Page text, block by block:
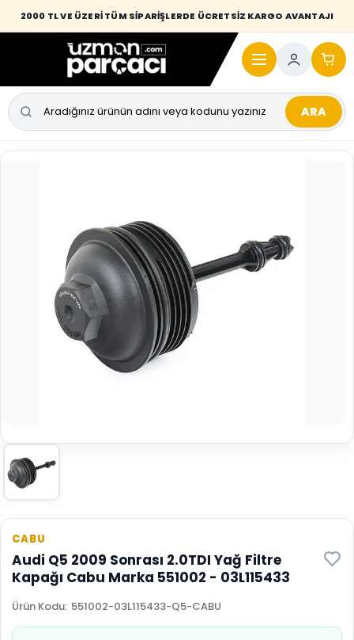
2000 TL VE ÜZERİ TÜM SİPARİŞLERDE ÜCRETSİZ KARGO AVANTAJI
Desi / hacim sınırını aşan kaporta parçalarında taşıma bedeli alıcıya
yansıtılmaktadır.
ARA
CABU
Audi Q5 2009 Sonrası 2.0TDI Yağ Filtre
Kapağı Cabu Marka 551002 - 03L115433
Ürün Kodu: 551002-03L115433-Q5-CABU